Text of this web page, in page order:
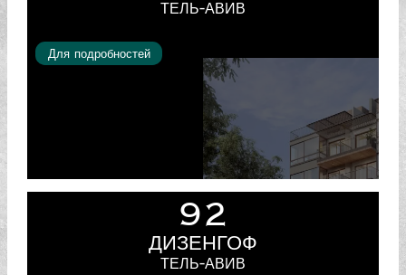
ТЕЛЬ-АВИВ
Для подробностей
92
ДИЗЕНГОФ
ТЕЛЬ-АВИВ